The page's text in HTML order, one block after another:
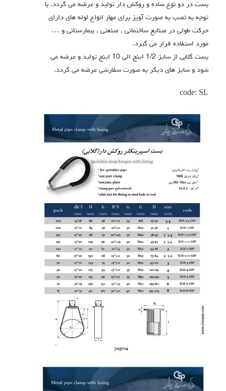
بست در دو نوع ساده و روکش دار تولید و عرضه می گردد. با
توجه به نصب به صورت آویز برای مهار انواع لوله های دارای
حرکت طولی در صنایع ساختمانی , صنعتی , بیمارستانی و …
مورد استفاده قرار می گیرد.
بست گلابی از سایز 1/2 اینچ الی 10 اینچ تولید و عرضه می
شود و سایز های دیگر به صورت سفارشی عرضه می گردد.
code: SL